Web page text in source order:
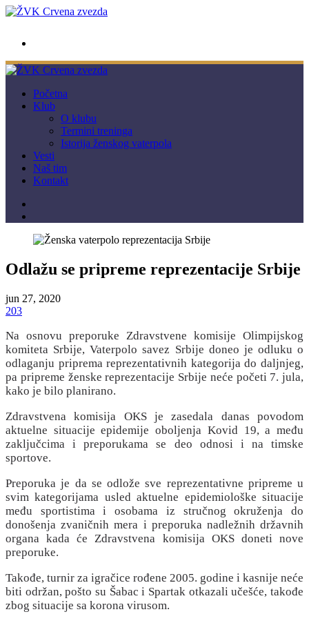
Početna
Klub
O klubu
Termini treninga
Istorija ženskog vaterpola
Vesti
Naš tim
Kontakt
Odlažu se pripreme reprezentacije Srbije
jun 27, 2020
203
Na osnovu preporuke Zdravstvene komisije Olimpijskog
komiteta Srbije, Vaterpolo savez Srbije doneo je odluku o
odlaganju priprema reprezentativnih kategorija do daljnjeg,
pa pripreme ženske reprezentacije Srbije neće početi 7. jula,
kako je bilo planirano.
Zdravstvena komisija OKS je zasedala danas povodom
aktuelne situacije epidemije oboljenja Kovid 19, a među
zaključcima i preporukama se deo odnosi i na timske
sportove.
Preporuka je da se odlože sve reprezentativne pripreme u
svim kategorijama usled aktuelne epidemiološke situacije
među sportistima i osobama iz stručnog okruženja do
donošenja zvaničnih mera i preporuka nadležnih državnih
organa kada će Zdravstvena komisija OKS doneti nove
preporuke.
Takođe, turnir za igračice rođene 2005. godine i kasnije neće
biti održan, pošto su Šabac i Spartak otkazali učešće, takođe
zbog situacije sa korona virusom.